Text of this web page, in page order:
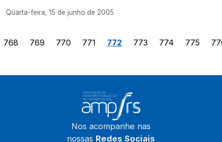
Quarta-feira, 15 de junho de 2005
768 769 770 771 772 773 774 775
Nos acompanhe nas
nossas Redes Sociais